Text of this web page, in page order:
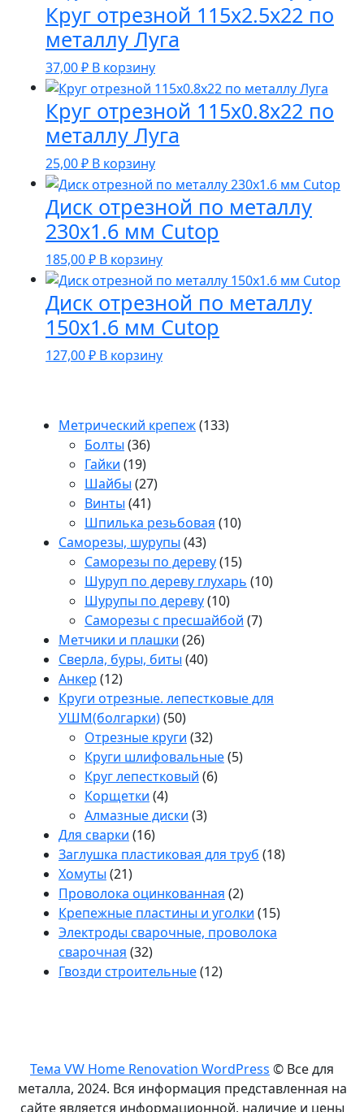
Круг отрезной 115х2.5х22 по
металлу Луга
37,00₽ В корзину
Круг отрезной 115х0.8х22 по
металлу Луга
25,00₽ В корзину
Диск отрезной по металлу
230х1.6 мм Cutop
185,00₽ В корзину
Диск отрезной по металлу
150х1.6 мм Cutop
127,00₽ В корзину
Метрический крепеж 133133
Болты 3636
товаров
Гайки 1919
товаров
Шайбы 2727
Винты 4141
товар
Шпилька резьбовая 1010
Саморезы, шурупы 4343
товара
Саморезы по дереву 1515
товаров
Шуруп по дереву глухарь 1010
Шурупы по дереву 1010
товаров
Саморезы с пресшайбой 77
Метчики и плашки 2626
товаров
Сверла, буры, биты 4040
Анкер 1212
товаров
Круги отрезные. лепестковые для
УШМ(болгарки) 5050
товаров
Отрезные круги 3232
товара
Круги шлифовальные 55
Круг лепестковый 66
Корщетки 44
товара
Алмазные диски 33
Для сварки 1616
товаров
Заглушка пластиковая для труб 1818
Хомуты 2121
товар
Проволока оцинкованная 22
товара
Крепежные пластины и уголки 1515
товаров
Электроды сварочные, проволока
сварочная 3232
товара
Гвозди строительные 1212
Тема VW Home Renovation WordPress © Все для
металла, 2024. Вся информация представленная на
сайте является информационной, наличие и цены